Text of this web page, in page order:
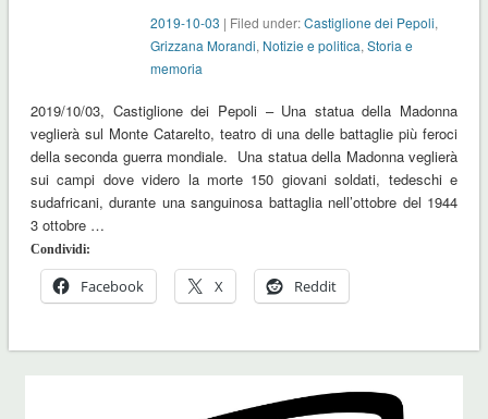
2019-10-03 | Filed under:Castiglione dei Pepoli,
Grizzana Morandi, Notizie e politica,Storia e
memoria
2019/10/03, Castiglione dei Pepoli – Una statua della Madonna
veglierà sul Monte Catarelto, teatro di una delle battaglie più feroci
della seconda guerra mondiale. Una statua della Madonna veglierà
sui campi dove videro la morte 150 giovani soldati, tedeschi e
sudafricani, durante una sanguinosa battaglia nell’ottobre del 1944
3 ottobre …
Condividi:
Facebook X Reddit